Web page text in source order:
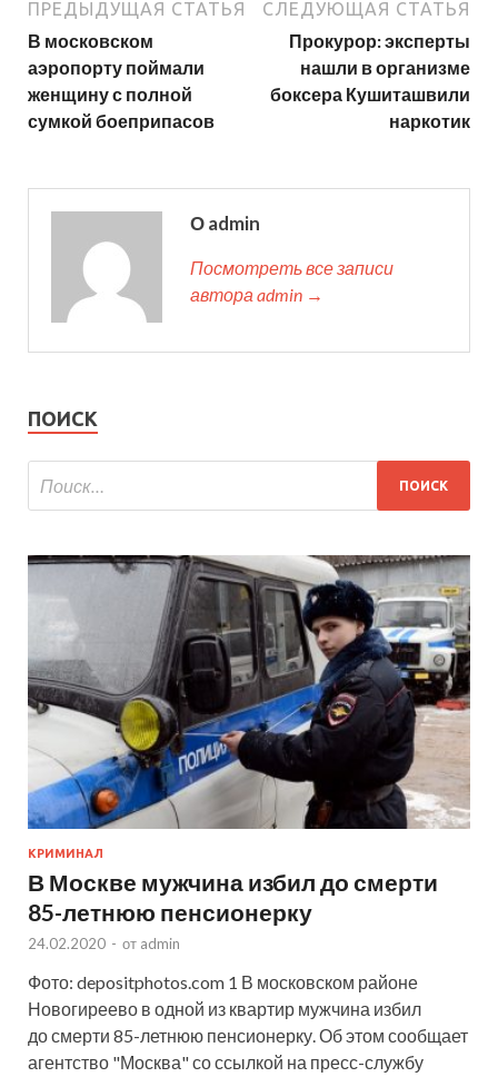
ПРЕДЫДУЩАЯ СТАТЬЯ
В московском
аэропорту поймали
женщину с полной
сумкой боеприпасов
СЛЕДУЮЩАЯ СТАТЬЯ
Прокурор: эксперты
нашли в организме
боксера Кушиташвили
наркотик
О admin
Посмотреть все записи
автора admin →
ПОИСК
КРИМИНАЛ
В Москве мужчина избил до смерти
85-летнюю пенсионерку
24.02.2020 - от admin
Фото: depositphotos.com 1 В московском районе
Новогиреево в одной из квартир мужчина избил
до смерти 85-летнюю пенсионерку. Об этом сообщает
агентство "Москва" со ссылкой на пресс-службу